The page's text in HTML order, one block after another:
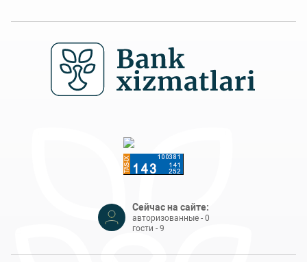
Сейчас на сайте:
авторизованные - 0
гости - 9